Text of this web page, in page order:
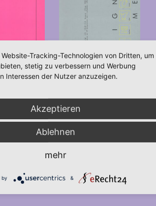
(2009) 03 Designmesse (2008)
5,00€ *
Tracking-Technologien von Dritten, um
stetig zu verbessern und Werbung
Interessen der Nutzer anzuzeigen.
Akzeptieren
Ablehnen
mehr
by &